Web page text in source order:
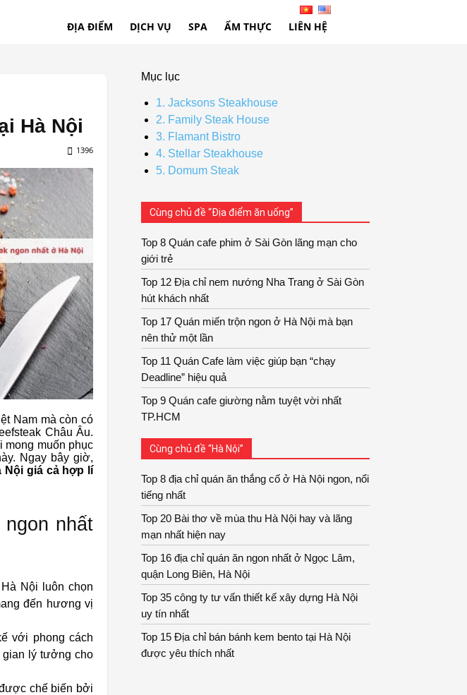
ĐỊA ĐIỂM DỊCH VỤ SPA ẨM THỰC LIÊN HỆ
Hà Nội
1396
Nam mà còn có
Châu Âu.
mong muốn phục
Ngay bây giờ,
Nội giá cả hợp lí
nhất
Nội luôn chọn
đến hương vị
với phong cách
gian lý tưởng cho
chế biến bởi
Mục lục
1. Jacksons Steakhouse
2. Family Steak House
3. Flamant Bistro
4. Stellar Steakhouse
5. Domum Steak
Cùng chủ đề “Địa điểm ăn uống”
Top 8 Quán cafe phim ở Sài Gòn lãng mạn cho
giới trẻ
Top 12 Địa chỉ nem nướng Nha Trang ở Sài Gòn
hút khách nhất
Top 17 Quán miến trộn ngon ở Hà Nội mà bạn
nên thử một lần
Top 11 Quán Cafe làm việc giúp bạn “chạy
Deadline” hiệu quả
Top 9 Quán cafe giường nằm tuyệt vời nhất
TP.HCM
Cùng chủ đề “Hà Nội”
Top 8 địa chỉ quán ăn thắng cố ở Hà Nội ngon, nổi
tiếng nhất
Top 20 Bài thơ về mùa thu Hà Nội hay và lãng
mạn nhất hiện nay
Top 16 địa chỉ quán ăn ngon nhất ở Ngọc Lâm,
quận Long Biên, Hà Nội
Top 35 công ty tư vấn thiết kế xây dựng Hà Nội
uy tín nhất
Top 15 Địa chỉ bán bánh kem bento tại Hà Nội
được yêu thích nhất